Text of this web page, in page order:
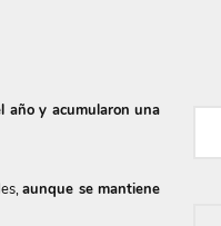
año y acumularon una
aunque se mantiene